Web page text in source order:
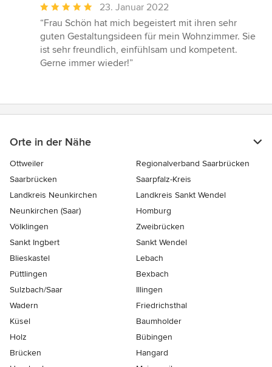
Durchschnittliche
Bewertung:
5
von
5
23. Januar 2022
“Frau Schön hat mich begeistert mit ihren sehr
guten Gestaltungsideen für mein Wohnzimmer. Sie
ist sehr freundlich, einfühlsam und kompetent.
Gerne immer wieder!”
Orte in der Nähe
Ottweiler
Regionalverband Saarbrücken
Saarbrücken
Saarpfalz-Kreis
Landkreis Neunkirchen
Landkreis Sankt Wendel
Neunkirchen (Saar)
Homburg
Völklingen
Zweibrücken
Sankt Ingbert
Sankt Wendel
Blieskastel
Lebach
Püttlingen
Bexbach
Sulzbach/Saar
Illingen
Wadern
Friedrichsthal
Küsel
Baumholder
Holz
Bübingen
Brücken
Hangard